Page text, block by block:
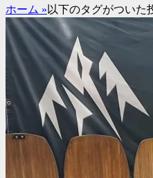
バ
ー
コ
ン
ン
ツ
を
表
示
ホーム » 以下のタグがついた